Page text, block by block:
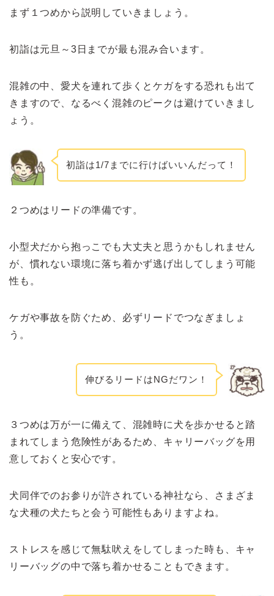
まず１つめから説明していきましょう。
初詣は元旦～3日までが最も混み合います。
混雑の中、愛犬を連れて歩くとケガをする恐れも出て
きますので、なるべく混雑のピークは避けていきまし
ょう。
初詣は1/7までに行けばいいんだって！
２つめはリードの準備です。
小型犬だから抱っこでも大丈夫と思うかもしれません
が、慣れない環境に落ち着かず逃げ出してしまう可能
性も。
ケガや事故を防ぐため、必ずリードでつなぎましょ
う。
伸びるリードはNGだワン！
３つめは万が一に備えて、混雑時に犬を歩かせると踏
まれてしまう危険性があるため、キャリーバッグを用
意しておくと安心です。
犬同伴でのお参りが許されている神社なら、さまざま
な犬種の犬たちと会う可能性もありますよね。
ストレスを感じて無駄吠えをしてしまった時も、キャ
リーバッグの中で落ち着かせることもできます。